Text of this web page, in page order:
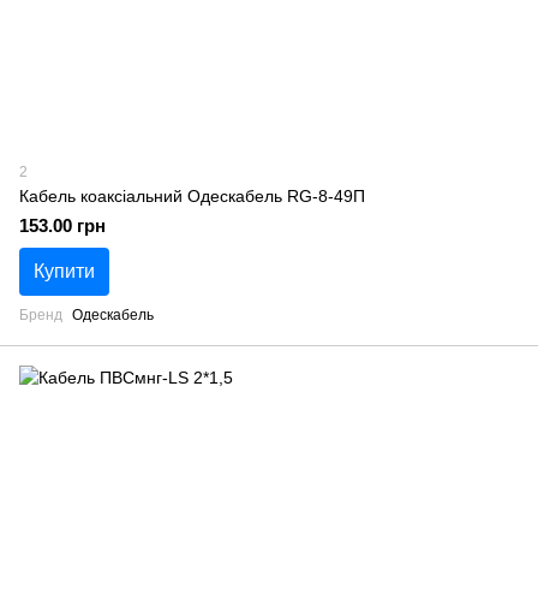
2
Кабель коаксіальний Одескабель RG-8-49П
153.00 грн
Купити
Бренд Одескабель